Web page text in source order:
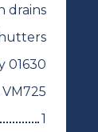
drains
01630
VM725
1